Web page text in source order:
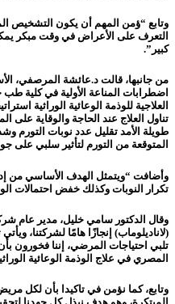
وتابع “ؤمن المهم أن يكون التشخيص
التعرف على الأعراض في وقت مبكر
كبير”.
من جانبها، قالت د.عائشة المرصفي،
اضطرابات المناعة الأولية في كلية
العلاجية للوذمة الوعائية الوراثية
تناول العلاج عند الحاجة والوقاية
طويلة الأمد تقليل عدد نوبات التورم
المتوقعة من التورم لتأثير سلبي على
وأضافت “ويتمثل الهدف الأساسي من
تكرار النوبات وكذلك خفض احتمالات
وقال الدكتور سامي خليل، مدير عام
(لاناديلوماب) إنجازًا هامًا لشركتنا،
تلبي احتياجات المرضي، إننا فخورون
المصري في علاج الوذمة الوعائية
وتابع، كما نؤمن في تاكيدا بأن لكل